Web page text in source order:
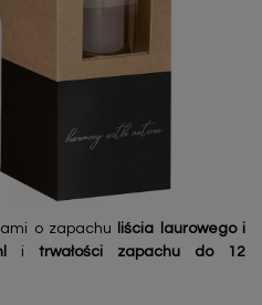
o zapachu
liścia laurowego i
i trwałości zapachu do 12